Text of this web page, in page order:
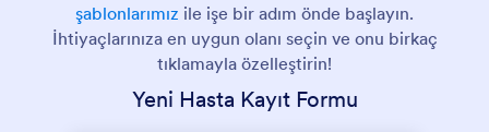
şablonlarımız ile işe bir adım önde başlayın.
İhtiyaçlarınıza en uygun olanı seçin ve onu birkaç
tıklamayla özelleştirin!
Yeni Hasta Kayıt Formu